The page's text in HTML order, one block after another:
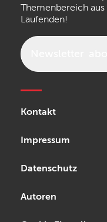
Themenbereich
Laufenden!
Kontakt
Impressum
Datenschutz
Autoren